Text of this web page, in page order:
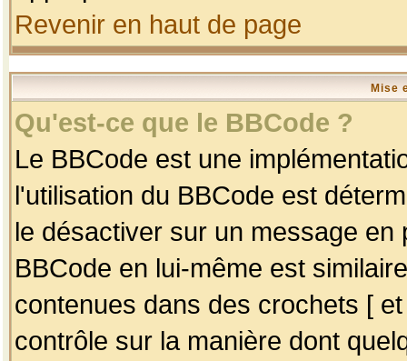
Revenir en haut de page
Mise
Qu'est-ce que le BBCode ?
Le BBCode est une
l'utilisation du BBCode est
le désactiver sur un message
BBCode en lui-même est
contenues dans des crochets [
contrôle sur la manière dont